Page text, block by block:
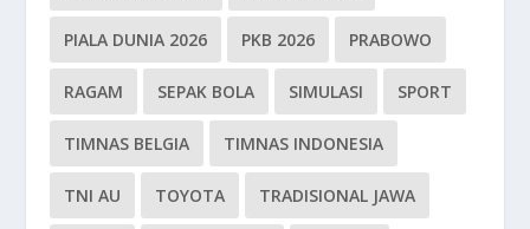
PIALA DUNIA 2026 PKB 2026 PRABOWO
RAGAM SEPAK BOLA SIMULASI SPORT
TIMNAS BELGIA TIMNAS INDONESIA
TNI AU TOYOTA TRADISIONAL JAWA